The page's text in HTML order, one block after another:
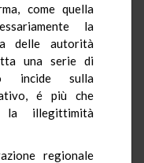
come quella
la
delle autorità
una serie di
incide sulla
é più che
la illegittimità
regionale